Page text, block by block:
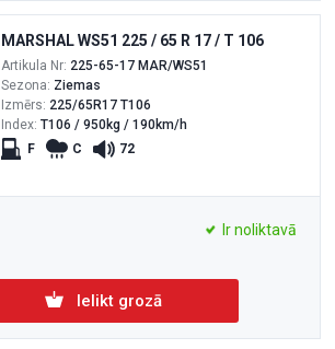
MARSHAL WS51 225 / 65 R 17 / T 106
Artikula Nr: 225-65-17 MAR/WS51
Sezona: Ziemas
Izmērs: 225/65R17 T106
Index: T106 / 950kg / 190km/h
F
C 72
Ir noliktavā
Ielikt grozā